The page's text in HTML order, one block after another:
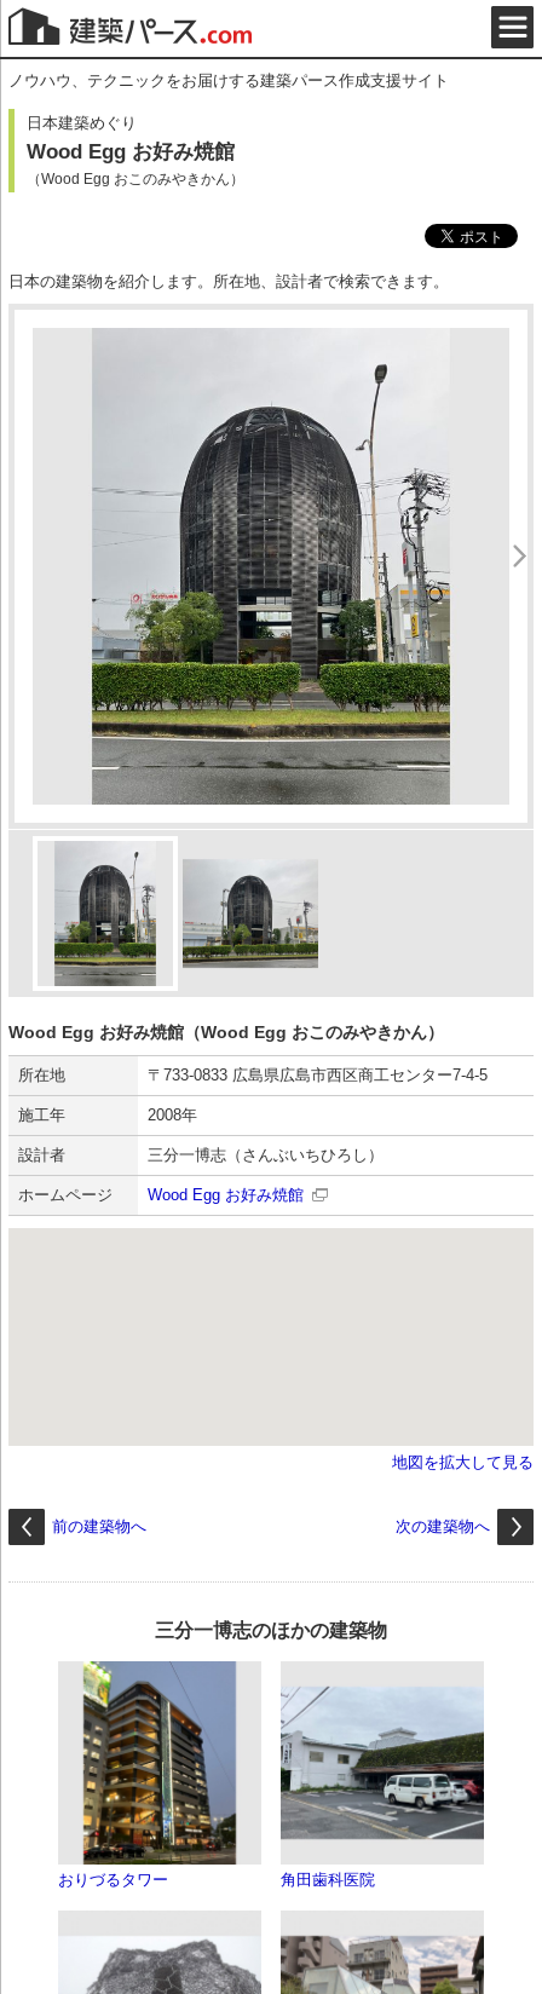
ノウハウ、テクニックをお届けする建築パース作成支援サイト
日本建築めぐり
Wood Egg お好み焼館
（Wood Egg おこのみやきかん）
日本の建築物を紹介します。所在地、設計者で検索できます。
Wood Egg お好み焼館（Wood Egg おこのみやきかん）
所在地 〒733-0833 広島県広島市西区商工センター7-4-5
施工年 2008年
設計者 三分一博志（さんぶいちひろし）
ホームページ Wood Egg お好み焼館
地図を拡大して見る
前の建築物へ 次の建築物へ
三分一博志のほかの建築物
おりづるタワー 角田歯科医院